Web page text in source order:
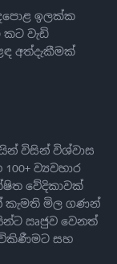
ඉලක්ක
කට වැඩි
අත්දැකීමක්
විසින් විශ්වාස
100+ ව්‍යවහාර
වේදිකාවක්
කැමති මිල ගණන්
ඍජුව වෙනත්
විකිණීමට සහ